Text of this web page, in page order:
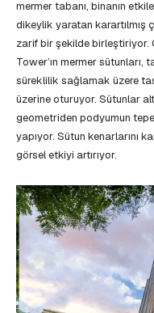
mermer tabanı, binanın
dikeylik yaratan karartılmış
zarif bir şekilde birleştiriyor.
Tower’ın mermer
süreklilik sağlamak üzere
üzerine oturuyor. Sütunlar
geometriden podyumun
yapıyor. Sütun kenarlarını
görsel etkiyi artırıyor.